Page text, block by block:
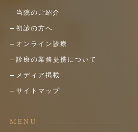
当院のご紹介
初診の方へ
オンライン診療
診療の業務提携について
メディア掲載
サイトマップ
MENU